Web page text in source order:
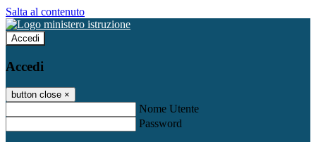
Salta al contenuto
Accedi
Accedi
button close ×
Nome Utente
Password